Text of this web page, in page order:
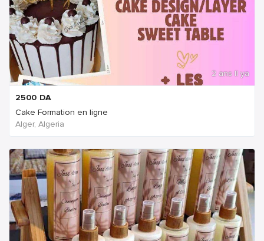
2 ans Il ya
2500 DA
Cake Formation en ligne
Alger, Algeria